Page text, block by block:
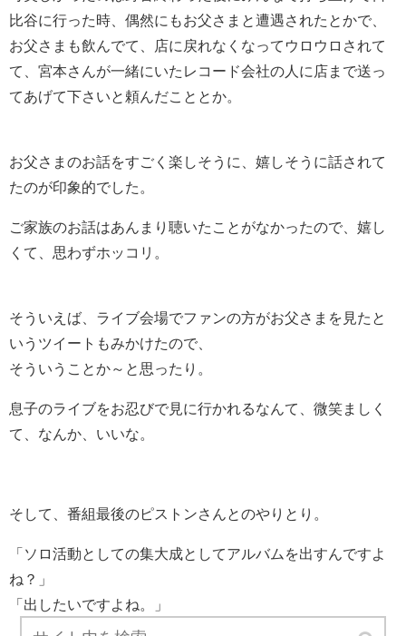
比谷に行った時、偶然にもお父さまと遭遇されたとかで、
お父さまも飲んでて、店に戻れなくなってウロウロされて
て、宮本さんが一緒にいたレコード会社の人に店まで送っ
てあげて下さいと頼んだこととか。
お父さまのお話をすごく楽しそうに、嬉しそうに話されて
たのが印象的でした。
ご家族のお話はあんまり聴いたことがなかったので、嬉し
くて、思わずホッコリ。
そういえば、ライブ会場でファンの方がお父さまを見たと
いうツイートもみかけたので、
そういうことか～と思ったり。
息子のライブをお忍びで見に行かれるなんて、微笑ましく
て、なんか、いいな。
そして、番組最後のピストンさんとのやりとり。
「ソロ活動としての集大成としてアルバムを出すんですよ
ね？」
「出したいですよね。」